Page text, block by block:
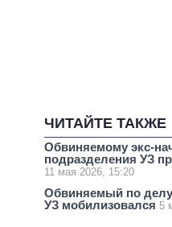
ЧИТАЙТЕ ТАКЖЕ
Обвиняемому экс-
подразделения УЗ
11 мая 2026, 15:20
Обвиняемый по
УЗ мобилизовался 5